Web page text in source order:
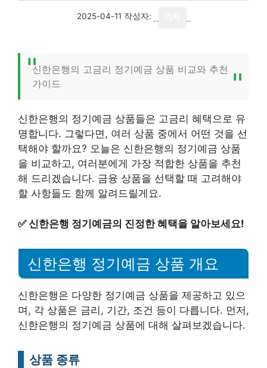
2025-04-11 작성자:
신한은행의 고금리 정기예금 상품 비교와 추천
가이드
신한은행의 정기예금 상품들은 고금리 혜택으로 유
명합니다. 그렇다면, 여러 상품 중에서 어떤 것을 선
택해야 할까요? 오늘은 신한은행의 정기예금 상품
을 비교하고, 여러분에게 가장 적합한 상품을 추천
해 드리겠습니다. 금융 상품을 선택할 때 고려해야
할 사항들도 함께 알려드릴게요.
✅신한은행 정기예금의 진정한 혜택을 알아보세요!
신한은행 정기예금 상품 개요
신한은행은 다양한 정기예금 상품을 제공하고 있으
며, 각 상품은 금리, 기간, 조건 등이 다릅니다. 먼저,
신한은행의 정기예금 상품에 대해 살펴보겠습니다.
상품 종류